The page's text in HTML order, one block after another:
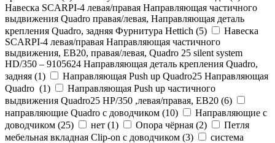
Навеска SCARPI-4 левая/правая Направляющая частичного
выдвижения Quadro правая/левая, Направляющая деталь
крепления Quadro, задняя Фурнитура Hettich (5)
Навеска
SCARPI-4 левая/правая Направляющая частичного
выдвижения, ЕВ20, правая/левая, Quadro 25 silent system
HD/350 – 9105624 Направляющая деталь крепления Quadro,
задняя (1)
Направляющая Push up Quadro25 Направляющая
Quadro (1)
Направляющая Push up частичного
выдвижения Quadro25 НР/350 ,левая/правая, ЕВ20 (6)
направляющие Quadro с доводчиком (10)
Направляющие с
доводчиком (25) нет (1) Опора чёрная (2)
Петля
мебельная вкладная Clip-on с доводчиком (3)
система